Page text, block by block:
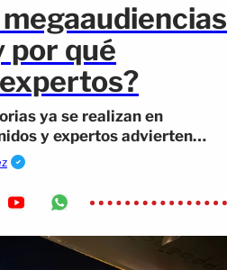
por qué
ya se realizan en
y expertos advierten